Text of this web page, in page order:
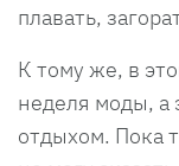
плавать,
К тому же, в
неделя моды, а
отдыхом. Пока